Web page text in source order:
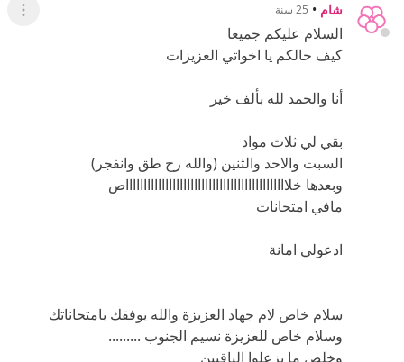
شام • 25 سنة عرض
السلام عليكم جميعا
كيف حالكم يا اخواتي العزيزات
أنا والحمد لله بألف خير
بقي لي ثلاث مواد
السبت والاحد والثنين (والله رح طق وانفجر)
وبعدها خلاااااااااااااااااااااااااااااااااااااااااااااص
مافي امتحانات
ادعولي امانة
سلام خاص لام جهاد العزيزة والله يوفقك بامتحاناتك
وسلام خاص للعزيزة نسيم الجنوب .........
وخلص ما يزعلوا الباقيين